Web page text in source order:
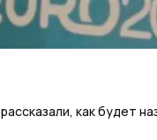
рассказали, как будет